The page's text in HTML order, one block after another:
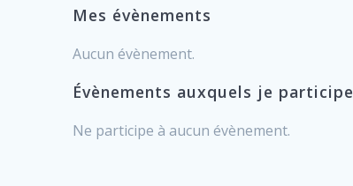
Mes évènements
Aucun évènement.
Évènements auxquels je participe
Ne participe à aucun évènement.